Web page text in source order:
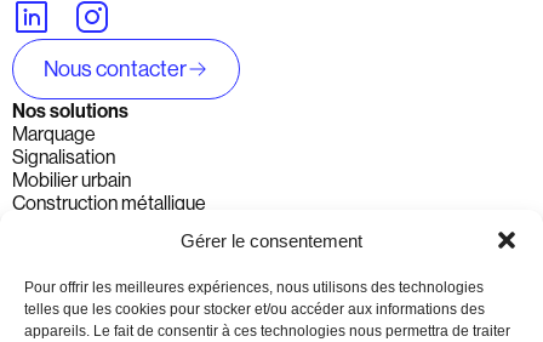
Gérer le consentement
Pour offrir les meilleures expériences, nous utilisons des technologies
telles que les cookies pour stocker et/ou accéder aux informations des
appareils. Le fait de consentir à ces technologies nous permettra de traiter
Nos solutions
Marquage
Signalisation
Mobilier urbain
Construction métallique
Signalisation dynamique
Communes et cantons
Entreprises & Particuliers
Nous contacter